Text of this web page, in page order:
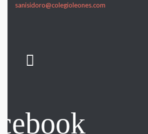
sanisidoro@colegioleones.com